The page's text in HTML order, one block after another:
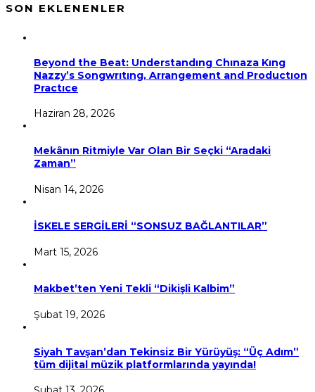
SON EKLENENLER
Beyond the Beat: Understandıng Chınaza Kıng
Nazzy’s Songwrıtıng, Arrangement and Productıon
Practıce
Haziran 28, 2026
Mekânın Ritmiyle Var Olan Bir Seçki “Aradaki
Zaman”
Nisan 14, 2026
İSKELE SERGİLERİ “SONSUZ BAĞLANTILAR”
Mart 15, 2026
Makbet’ten Yeni Tekli “Dikişli Kalbim”
Şubat 19, 2026
Siyah Tavşan’dan Tekinsiz Bir Yürüyüş: “Üç Adım”
tüm dijital müzik platformlarında yayında!